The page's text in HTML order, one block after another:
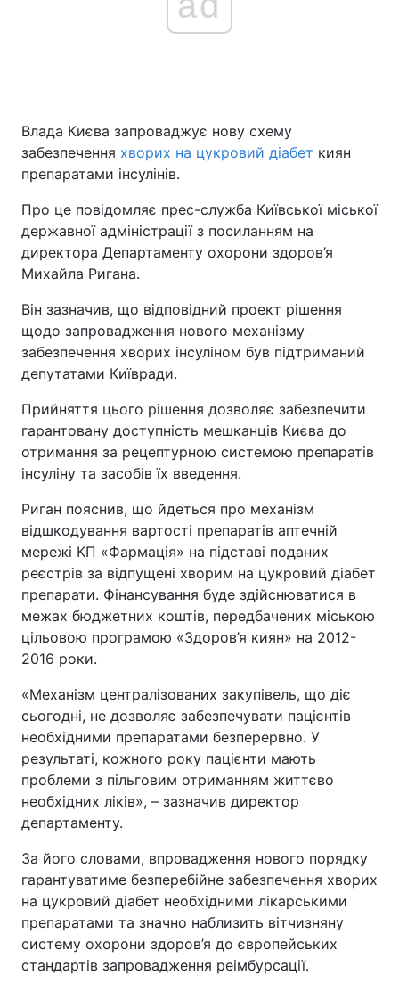
Влада Києва запроваджує нову схему
забезпечення хворих на цукровий діабет киян
препаратами інсулінів.
Про це повідомляє прес-служба Київської міської
державної адміністрації з посиланням на
директора Департаменту охорони здоров’я
Михайла Ригана.
Він зазначив, що відповідний проект рішення
щодо запровадження нового механізму
забезпечення хворих інсуліном був підтриманий
депутатами Київради.
Прийняття цього рішення дозволяє забезпечити
гарантовану доступність мешканців Києва до
отримання за рецептурною системою препаратів
інсуліну та засобів їх введення.
Риган пояснив, що йдеться про механізм
відшкодування вартості препаратів аптечній
мережі КП «Фармація» на підставі поданих
реєстрів за відпущені хворим на цукровий діабет
препарати. Фінансування буде здійснюватися в
межах бюджетних коштів, передбачених міською
цільовою програмою «Здоров’я киян» на 2012-
2016 роки.
«Механізм централізованих закупівель, що діє
сьогодні, не дозволяє забезпечувати пацієнтів
необхідними препаратами безперервно. У
результаті, кожного року пацієнти мають
проблеми з пільговим отриманням життєво
необхідних ліків», – зазначив директор
департаменту.
За його словами, впровадження нового порядку
гарантуватиме безперебійне забезпечення хворих
на цукровий діабет необхідними лікарськими
препаратами та значно наблизить вітчизняну
систему охорони здоров’я до європейських
стандартів запровадження реімбурсації.